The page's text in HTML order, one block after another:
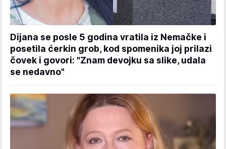
Dijana se posle 5 godina vratila iz Nemačke i
posetila ćerkin grob, kod spomenika joj prilazi
čovek i govori: "Znam devojku sa slike, udala
se nedavno"